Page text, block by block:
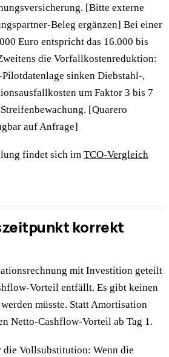
[Bitte externe
Beleg ergänzen] Bei einer
Euro entspricht das 16.000 bis
die Vorfallkostenreduktion:
sinken Diebstahl-,
um Faktor 3 bis 7
[Quarero
auf Anfrage]
findet sich im TCO-Vergleich
korrekt
mit Investition geteilt
Vorteil entfällt. Es gibt keinen
müsste. Statt Amortisation
Netto-Cashflow-Vorteil ab Tag 1.
Vollsubstitution: Wenn die